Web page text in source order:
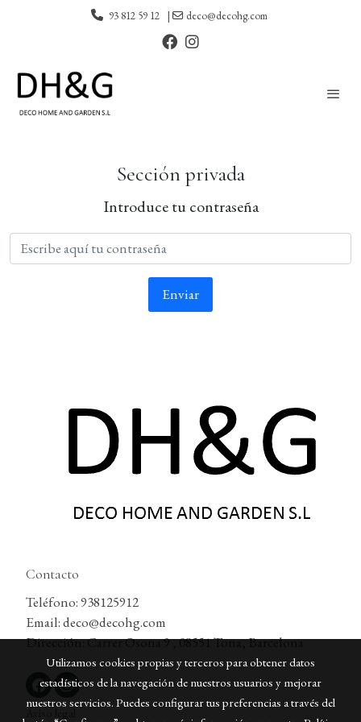
93 812 59 12 | deco@decohg.com
Sección privada
Introduce tu contraseña
Enviar
Contacto
Teléfono: 938125912
Email: deco@decohg.com
Dirección: Carrer Osona 9 , 08551 Tona, Barcelona
Utilizamos cookies propias y terceros para obtener datos
estadísticos de la navegación de nuestros usuarios y mejorar
nuestros servicios. Puedes configurar tus preferencias a través del